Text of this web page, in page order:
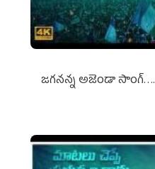
జగనన్న అజెండా సాంగ్….